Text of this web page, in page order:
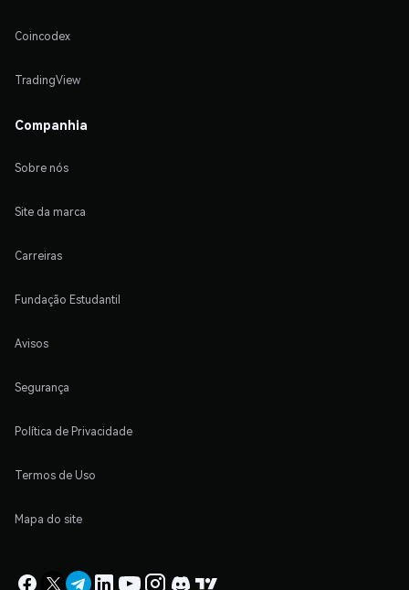
Coincodex
TradingView
Companhia
Sobre nós
Site da marca
Carreiras
Fundação Estudantil
Avisos
Segurança
Política de Privacidade
Termos de Uso
Mapa do site